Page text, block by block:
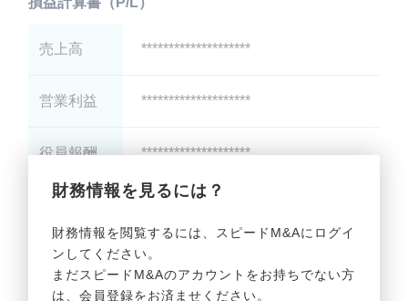
財務情報を見るには？
財務情報を閲覧するには、スピードM&Aにログイ
ンしてください。
まだスピードM&Aのアカウントをお持ちでない方
は、会員登録をお済ませください。
売上高 ********************
営業利益 ********************
役員報酬 ********************
貸借対照表（B/S）